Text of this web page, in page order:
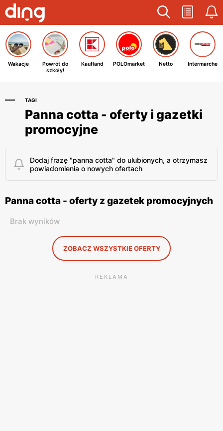
Wakacje
Powrót do
szkoły!
Kaufland POLOmarket Netto Intermarche
TAGI
Panna cotta - oferty i gazetki
promocyjne
Dodaj frazę "panna cotta" do ulubionych, a otrzymasz
powiadomienia o nowych ofertach
Panna cotta - oferty z gazetek promocyjnych
Brak wyników
ZOBACZ WSZYSTKIE OFERTY
REKLAMA